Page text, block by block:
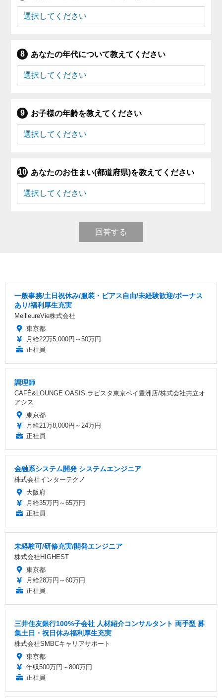
あなたの年代について教えてください
お子様の年齢を教えてください
あなたのお住まい(都道府県)を教えてください
回答する
一般事務/土日祝休み/服装・ピアス自由/未経験歓迎/ボーナス
あり/福利厚生充実
MeilleureVie株式会社
東京都
月給22万5,000円～50万円
正社員
調理師
CAFÉ&LOUNGE OASIS ラビスタ東京ベイ豊洲店/株式会社共立オ
アシス
東京都
月給21万8,000円～24万円
正社員
金融系システム開発 システムエンジニア
株式会社インターテクノ
大阪府
月給35万円～65万円
正社員
未経験可/研修充実/開発エンジニア
株式会社HIGHEST
東京都
月給28万円～60万円
正社員
三井住友銀行100%子会社 人材紹介コンサルタント 両手型 募
集土日・祝日休み福利厚生充実
株式会社SMBCキャリアサポート
東京都
年収500万円～800万円
正社員